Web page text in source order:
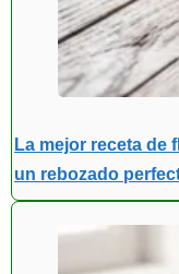
La mejor receta de
un rebozado